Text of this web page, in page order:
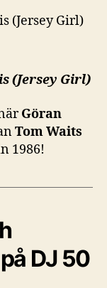
(Jersey Girl)
Göran
Tom Waits
1986!
DJ 50